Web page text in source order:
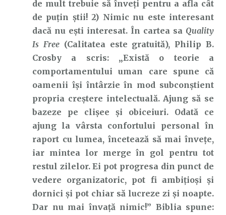
de mult trebuie să înveți pentru a afla cât
de puțin știi!2) Nimic nu este interesant
dacă nu ești interesat. În cartea sa Quality
Is Free (Calitatea este gratuită), Philip B.
Crosby a scris: „Există o teorie a
comportamentului uman care spune că
oamenii își întârzie în mod subconștient
propria creștere intelectuală. Ajung să se
bazeze pe clișee și obiceiuri. Odată ce
ajung la vârsta confortului personal în
raport cu lumea, încetează să mai învețe,
iar mintea lor merge în gol pentru tot
restul zilelor. Ei pot progresa din punct de
vedere organizatoric, pot fi ambițioși și
dornici și pot chiar să lucreze zi și noapte.
Dar nu mai învață nimic!” Biblia spune: